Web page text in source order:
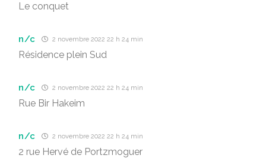
Le conquet
n/c 2 novembre 2022 22 h 24 min
Résidence plein Sud
n/c 2 novembre 2022 22 h 24 min
Rue Bir Hakeim
n/c 2 novembre 2022 22 h 24 min
2 rue Hervé de Portzmoguer